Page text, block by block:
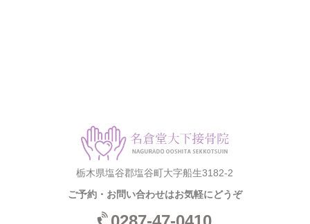
栃木県塩谷郡塩谷町大字船生3182-2
ご予約・お問い合わせはお気軽にどうぞ